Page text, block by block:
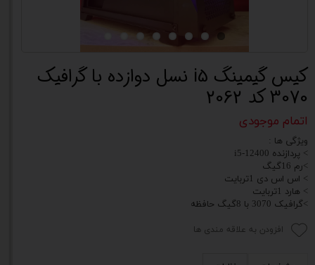
کیس گیمینگ i5 نسل دوازده با گرافیک
3070 کد 2062
اتمام موجودی
ویژگی ها :
> پردازنده i5-12400
>رم 16گیگ
> اس اس دی 1تربایت
> هارد 1تربایت
>گرافیک 3070 با 8گیگ حافظه
افزودن به علاقه مندی ها